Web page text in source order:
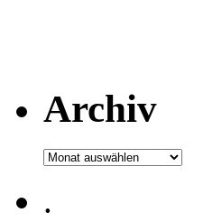
Archiv
Archiv
.